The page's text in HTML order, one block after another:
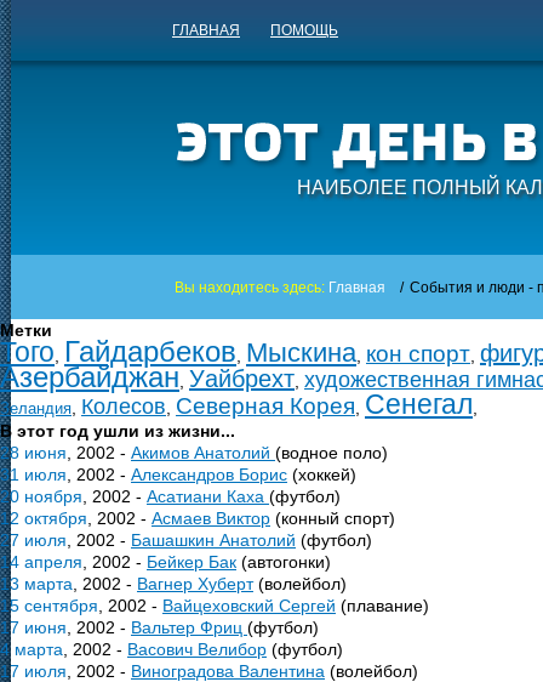
ГЛАВНАЯ ПОМОЩЬ
НАИБОЛЕЕ ПОЛНЫЙ
Вы находитесь здесь: Главная / События и люди -
Метки
Того Гайдарбеков Мыскина кон спорт
Азербайджан Уайбрехт художественная
Зеландия Колесов Северная Корея Сенегал
В этот год ушли из жизни...
28 июня , 2002 - Акимов Анатолий (водное поло)
31 июля , 2002 - Александров Борис (хоккей)
20 ноября , 2002 - Асатиани Каха (футбол)
12 октября , 2002 - Асмаев Виктор (конный спорт)
27 июля , 2002 - Башашкин Анатолий (футбол)
14 апреля , 2002 - Бейкер Бак (автогонки)
13 марта , 2002 - Вагнер Хуберт(волейбол)
15 сентября , 2002 - Вайцеховский Сергей (плавание)
17 июня , 2002 - Вальтер Фриц (футбол)
4 марта , 2002 - Васович Велибор (футбол)
17 июля , 2002 - Виноградова Валентина (волейбол)